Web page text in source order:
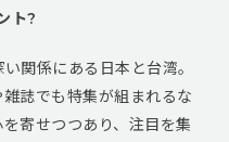
ト?
関係にある日本と台湾。
誌でも特集が組まれるな
寄せつつあり、注目を集